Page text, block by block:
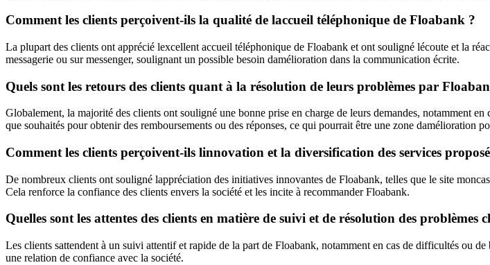
Comment les clients perçoivent-ils la qualité de laccueil téléphonique de Floabank ?
La plupart des clients ont apprécié lexcellent accueil téléphonique de Floabank et ont souligné lécoute et la
messagerie ou sur messenger, soulignant un possible besoin damélioration dans la communication écrite.
Quels sont les retours des clients quant à la résolution de leurs problèmes par
Globalement, la majorité des clients ont souligné une bonne prise en charge de leurs demandes, notamment
que souhaités pour obtenir des remboursements ou des réponses, ce qui pourrait être une zone damélioration
Comment les clients perçoivent-ils linnovation et la diversification des services
De nombreux clients ont souligné lappréciation des initiatives innovantes de Floabank, telles que le site
Cela renforce la confiance des clients envers la société et les incite à recommander Floabank.
Quelles sont les attentes des clients en matière de suivi et de résolution des problèmes
Les clients sattendent à un suivi attentif et rapide de la part de Floabank, notamment en cas de difficultés ou
une relation de confiance avec la société.